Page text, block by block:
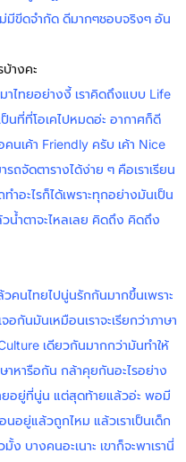
ม่มีขีดจำกัด ดีมากๆชอบจริงๆ อัน
างคะ
ไทยอย่างงี้ เราคิดถึงแบบ Life
นที่ที่โอเคไปหมดอ่ะ อากาศก็ดี
เค้า Friendly ครับ เค้า Nice
ถจัดตารางได้ง่าย ๆ คือเราเรียน
ทำอะไรก็ได้เพราะทุกอย่างมันเป็น
ำตาจะไหลเลย คิดถึง คิดถึง
คนไทยไปนู่นรักกันมากขึ้นเพราะ
กันมันเหมือนเราจะเรียกว่าภาษา
เดียวกันมากกว่ามันทำให้
าหารือกัน กล้าคุยกันอะไรอย่าง
ยอยู่ที่นู่น แต่สุดท้ายแล้วอ่ะ พอมี
อยู่แล้วถูกไหม แล้วเราเป็นเด็ก
บางคนอะเนาะ เขาก็จะพาเรานี่